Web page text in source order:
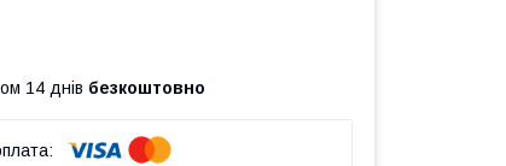
14 днів безкоштовно